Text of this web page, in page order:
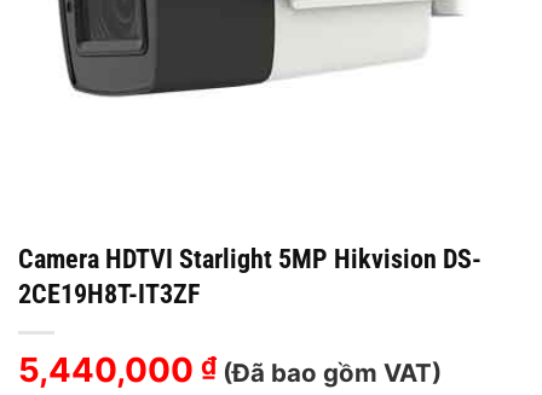
Camera HDTVI Starlight 5MP Hikvision DS-
2CE19H8T-IT3ZF
5,440,000 ₫ (Đã bao gồm VAT)